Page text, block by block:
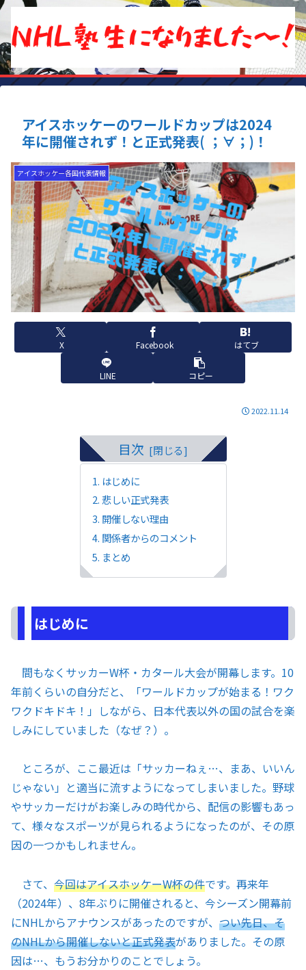
アイスホッケーのワールドカップは2024
年に開催されず！と正式発表( ；∀；)！
アイスホッケー各国代表情報
X Facebook はてブ
LINE コピー
2022.11.14
目次
はじめに
悲しい正式発表
開催しない理由
関係者からのコメント
まとめ
はじめに
間もなくサッカーW杯・カタール大会が開幕します。10
年前くらいの自分だと、「ワールドカップが始まる！ワク
ワクドキドキ！」しながら、日本代表以外の国の試合を楽
しみにしていました（なぜ？）。
ところが、ここ最近は「サッカーねぇ…、まあ、いいん
じゃない」と適当に流すようになってしまいました。野球
やサッカーだけがお楽しみの時代から、配信の影響もあっ
て、様々なスポーツが見られるようになったのが、その原
因の一つかもしれません。
さて、 今回はアイスホッケーW杯の件です。再来年
（2024年）、8年ぶりに開催されると、今シーズン開幕前
にNHLからアナウンスがあったのですが、 つい先日、そ
のNHLから開催しないと正式発表がありました。その原
因は…、もうお分かりのことでしょう。